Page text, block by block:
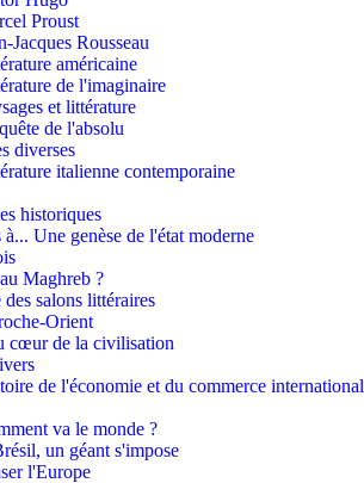
Proust
Jacques Rousseau
américaine
de l'imaginaire
et littérature
de l'absolu
diverses
italienne contemporaine
historiques
Une genèse de l'état moderne
Maghreb ?
salons littéraires
Orient
cœur de la civilisation
de l'économie et du commerce international
va le monde ?
un géant s'impose
l'Europe